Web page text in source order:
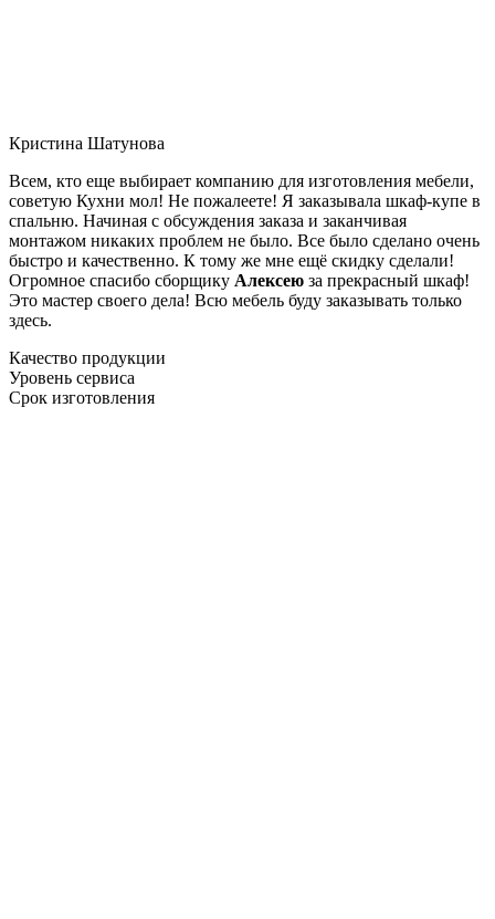
Кристина Шатунова
Всем, кто еще выбирает компанию для изготовления мебели,
советую Кухни мол! Не пожалеете! Я заказывала шкаф-купе в
спальню. Начиная с обсуждения заказа и заканчивая
монтажом никаких проблем не было. Все было сделано очень
быстро и качественно. К тому же мне ещё скидку сделали!
Огромное спасибо сборщику Алексею за прекрасный шкаф!
Это мастер своего дела! Всю мебель буду заказывать только
здесь.
Качество продукции
Уровень сервиса
Срок изготовления